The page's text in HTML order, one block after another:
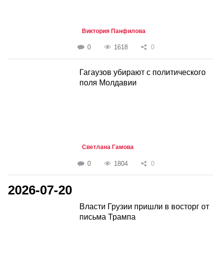
Виктория Панфилова
0 1618 0
Гагаузов убирают с политического
поля Молдавии
Светлана Гамова
0 1804 0
2026-07-20
Власти Грузии пришли в восторг от
письма Трампа